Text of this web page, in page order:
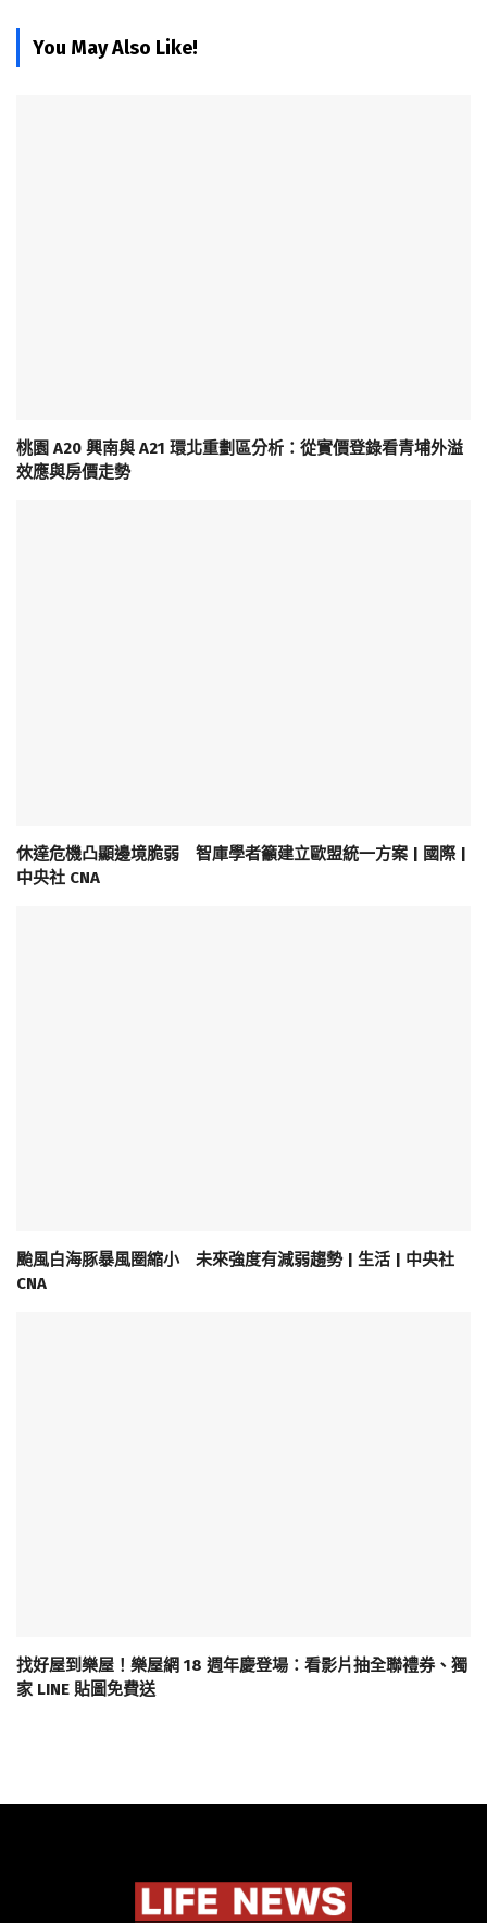
You May Also Like!
桃園 A20 興南與 A21 環北重劃區分析：從實價登錄看青埔外溢
效應與房價走勢
休達危機凸顯邊境脆弱 智庫學者籲建立歐盟統一方案 | 國際 |
中央社 CNA
颱風白海豚暴風圈縮小 未來強度有減弱趨勢 | 生活 | 中央社
CNA
找好屋到樂屋！樂屋網 18 週年慶登場：看影片抽全聯禮券、獨
家 LINE 貼圖免費送